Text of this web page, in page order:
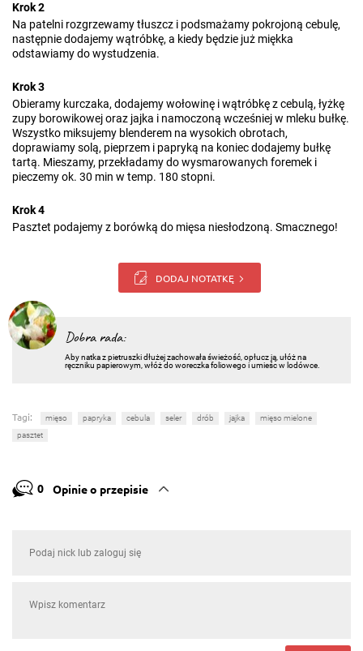
Krok 2
Na patelni rozgrzewamy tłuszcz i podsmażamy pokrojoną cebulę,
następnie dodajemy wątróbkę, a kiedy będzie już miękka
odstawiamy do wystudzenia.
Krok 3
Obieramy kurczaka, dodajemy wołowinę i wątróbkę z cebulą, łyżkę
zupy borowikowej oraz jajka i namoczoną wcześniej w mleku bułkę.
Wszystko miksujemy blenderem na wysokich obrotach,
doprawiamy solą, pieprzem i papryką na koniec dodajemy bułkę
tartą. Mieszamy, przekładamy do wysmarowanych foremek i
pieczemy ok. 30 min w temp. 180 stopni.
Krok 4
Pasztet podajemy z borówką do mięsa niesłodzoną. Smacznego!
DODAJ NOTATKĘ
Dobra rada:
Aby natka z pietruszki dłużej zachowała świeżość, opłucz ją, ułóż na
ręczniku papierowym, włóż do woreczka foliowego i umieśc w lodówce.
Tagi: mięso papryka cebula seler drób jajka
mięso mielone
pasztet
0 Opinie o przepisie